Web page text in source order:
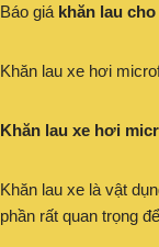
Báo giá khăn lau
Khăn lau xe hơi
Khăn lau xe hơi
Khăn lau xe là vật
phần rất quan trọng